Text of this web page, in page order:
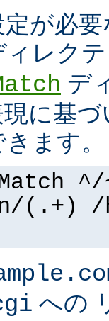
が必
ィレク
デ
に基
ます
(.+) /
への